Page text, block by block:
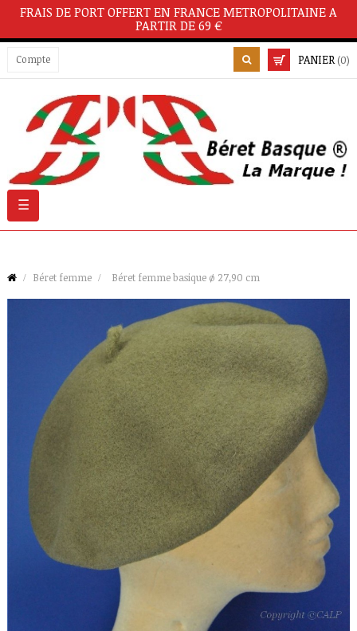
FRAIS DE PORT OFFERT EN FRANCE METROPOLITAINE A
PARTIR DE 69 €
Compte PANIER (0)
Basculer
la
navigation
☰
Béret femme Béret femme basique ø 27,90 cm